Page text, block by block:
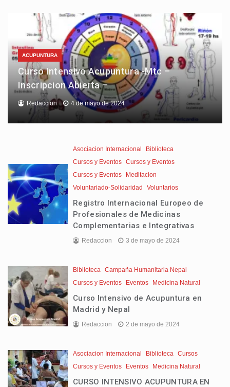
ACUPUNTURA
Curso Intensivo Acupuntura -Mtc –
Inscripcion Abierta –
Redaccion 4 de mayo de 2024
Asociacion Internacional
Biblioteca
Cursos y Eventos Cursos y Eventos
Cursos y Eventos
Meditacion
Voluntariado-Solidaridad
Voluntarios
Registro Internacional Europeo de
Profesionales de Medicinas
Complementarias e Integrativas
Redaccion 3 de mayo de 2024
Biblioteca Campaña Humanitaria Nepal
Cursos y Eventos
Eventos Medicina Natural
Curso Intensivo de Acupuntura en
Madrid y Nepal
Redaccion 2 de mayo de 2024
Asociacion Internacional Biblioteca Cursos
Cursos y Eventos
Eventos Medicina Natural
CURSO INTENSIVO ACUPUNTURA EN